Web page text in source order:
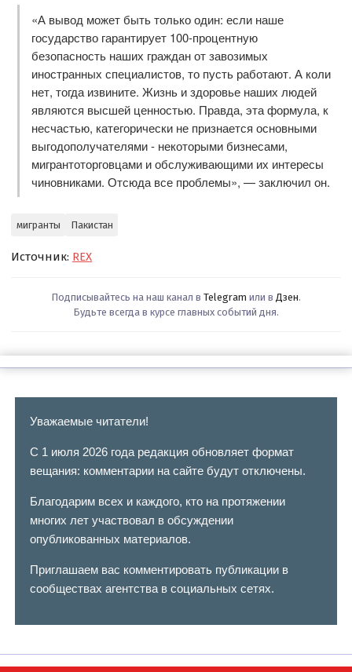
«А вывод может быть только один: если наше
государство гарантирует 100-процентную
безопасность наших граждан от завозимых
иностранных специалистов, то пусть работают. А коли
нет, тогда извините. Жизнь и здоровье наших людей
являются высшей ценностью. Правда, эта формула, к
несчастью, категорически не признается основными
выгодополучателями - некоторыми бизнесами,
мигрантоторговцами и обслуживающими их интересы
чиновниками. Отсюда все проблемы», — заключил он.
мигранты Пакистан
Источник: REX
Подписывайтесь на наш канал в Telegram или в Дзен.
Будьте всегда в курсе главных событий дня.
Уважаемые читатели!
С 1 июля 2026 года редакция обновляет формат
вещания: комментарии на сайте будут отключены.
Благодарим всех и каждого, кто на протяжении
многих лет участвовал в обсуждении
опубликованных материалов.
Приглашаем вас комментировать публикации в
сообществах агентства в социальных сетях.